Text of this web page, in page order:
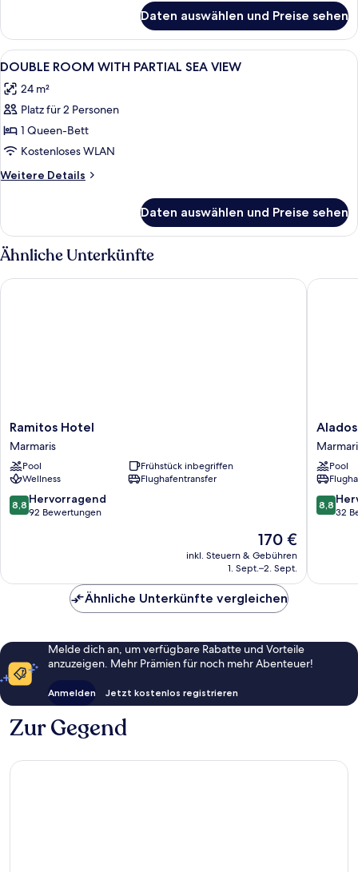
ROOM
GARDEN
VIEW
Daten auswählen und Preise sehen
Alle
Fotos
für
DOUBLE
ROOM
WITH
PARTIAL
SEA
anzeigen
Ein Hotelzimmer mit einem großen
8
DOUBLE ROOM WITH PARTIAL SEA VIEW
24 m²
Platz für 2 Personen
1 Queen-Bett
Kostenloses WLAN
Weitere Details
Weitere
ROOM
WITH
PARTIAL
VIEW
Daten auswählen und Preise sehen
Ähnliche Unterkünfte
Ramitos
Hotel
Marmaris
Ramitos Hotel
Marmaris
Pool
Frühstück inbegriffen
Wellness
Flughafentransfer
8.8
von
8,8 Hervorragend
92 Bewertungen
Der
Preis
beträgt
170 €
inkl. Steuern & Gebühren
1. Sept.–2. Sept.
Ramitos Hotel
Alados
Otel
Pool
8.8
von
8,8
32
Alados
Ähnliche Unterkünfte vergleichen
Melde dich an, um verfügbare Rabatte und Vorteile
anzuzeigen. Mehr Prämien für noch mehr Abenteuer!
Anmelden Jetzt kostenlos registrieren
Zur Gegend